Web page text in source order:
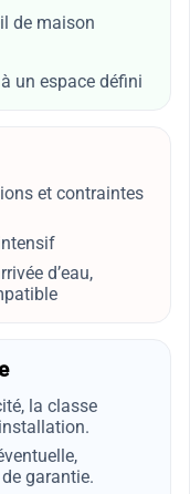
de maison
un espace défini
et contraintes
d’eau,
la classe
garantie.